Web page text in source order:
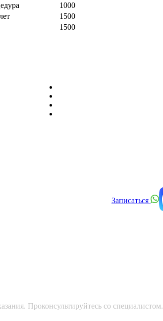
1000
1500
1500
Записаться
Проконсультируйтесь со специалистом.